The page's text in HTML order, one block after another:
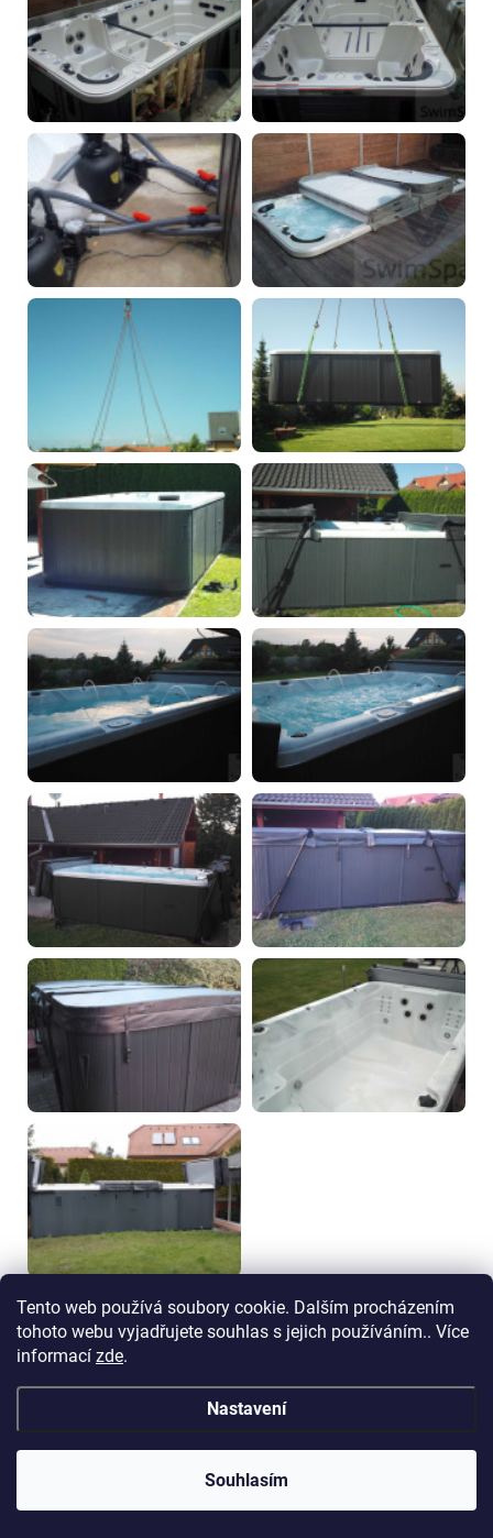
Tento web používá soubory cookie. Dalším procházením
tohoto webu vyjadřujete souhlas s jejich používáním.. Více
informací zde.
Nastavení
Souhlasím
DÁREK ZDARMA
ke každé vířivce a swim spa
NAVRHNĚTE SI VLASTNÍ